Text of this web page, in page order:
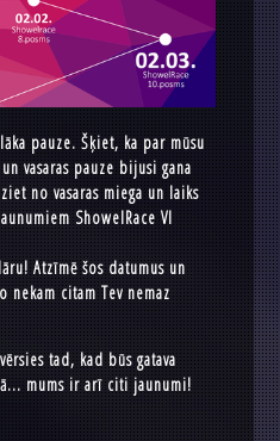
pauze. Šķiet, ka par mūsu
vasaras pauze bijusi gana
no vasaras miega un laiks
ShowelRace VI
Atzīmē šos datumus un
citam Tev nemaz
tad, kad būs gatava
mums ir arī citi jaunumi!